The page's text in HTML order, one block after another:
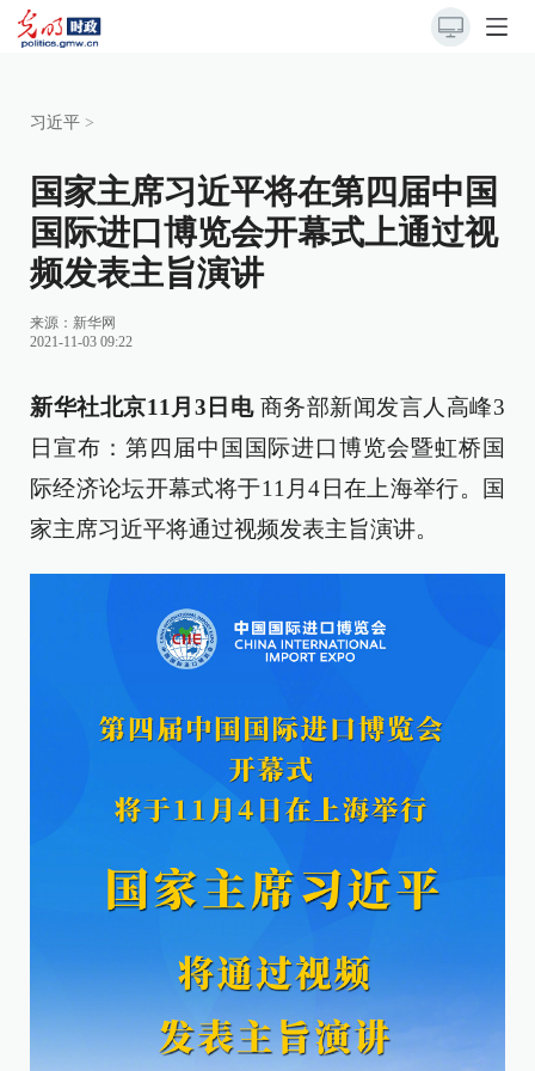
习近平 >
国家主席习近平将在第四届中国
国际进口博览会开幕式上通过视
频发表主旨演讲
来源： 新华网
2021-11-03 09:22
新华社北京11月3日电商务部新闻发言人高峰3
日宣布：第四届中国国际进口博览会暨虹桥国
际经济论坛开幕式将于11月4日在上海举行。国
家主席习近平将通过视频发表主旨演讲。